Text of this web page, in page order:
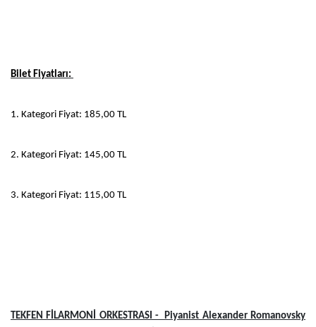
Bilet Fiyatları:
1. Kategori Fiyat: 185,00 TL
2. Kategori Fiyat: 145,00 TL
3. Kategori Fiyat: 115,00 TL
TEKFEN FİLARMONİ ORKESTRASI - Piyanist Alexander Romanovsky